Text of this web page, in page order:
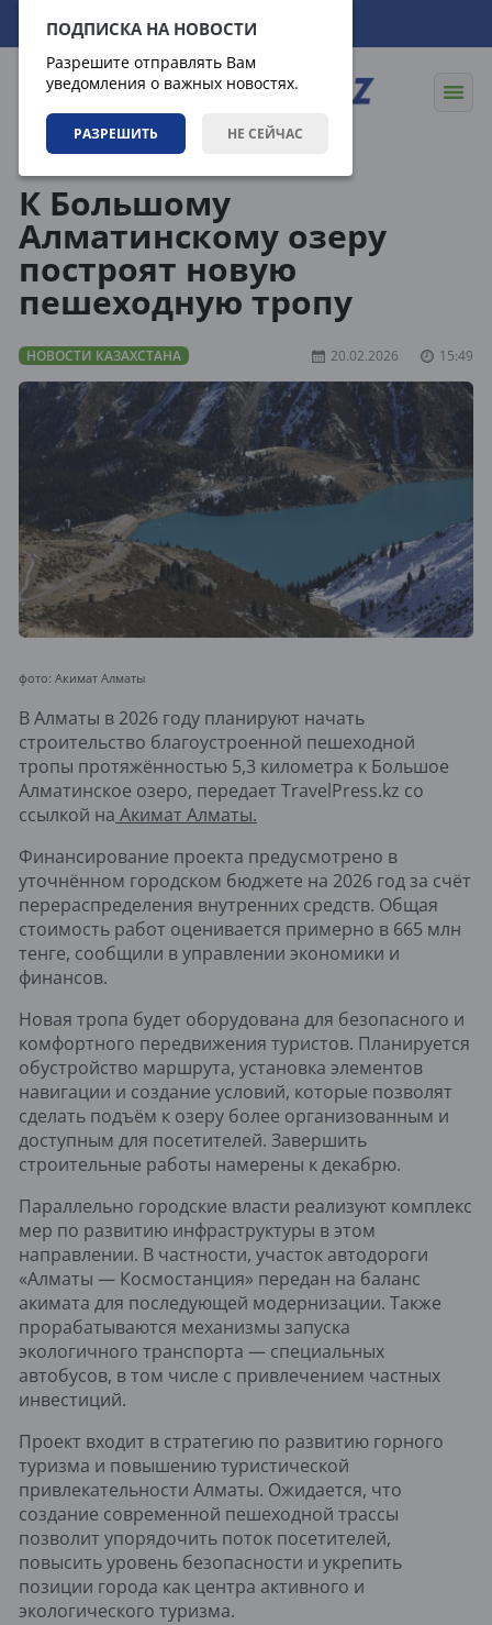
ПОДПИСКА НА НОВОСТИ
Разрешите отправлять Вам
уведомления о важных новостях.
РАЗРЕШИТЬ НЕ СЕЙЧАС
06.08.2026 11:27:42
К Большому
Алматинскому озеру
построят новую
пешеходную тропу
НОВОСТИ КАЗАХСТАНА 20.02.2026 15:49
фото: Акимат Алматы
В Алматы в 2026 году планируют начать
строительство благоустроенной пешеходной
тропы протяжённостью 5,3 километра к Большое
Алматинское озеро, передает TravelPress.kz со
ссылкой на Акимат Алматы.
Финансирование проекта предусмотрено в
уточнённом городском бюджете на 2026 год за счёт
перераспределения внутренних средств. Общая
стоимость работ оценивается примерно в 665 млн
тенге, сообщили в управлении экономики и
финансов.
Новая тропа будет оборудована для безопасного и
комфортного передвижения туристов. Планируется
обустройство маршрута, установка элементов
навигации и создание условий, которые позволят
сделать подъём к озеру более организованным и
доступным для посетителей. Завершить
строительные работы намерены к декабрю.
Параллельно городские власти реализуют комплекс
мер по развитию инфраструктуры в этом
направлении. В частности, участок автодороги
«Алматы — Космостанция» передан на баланс
акимата для последующей модернизации. Также
прорабатываются механизмы запуска
экологичного транспорта — специальных
автобусов, в том числе с привлечением частных
инвестиций.
Проект входит в стратегию по развитию горного
туризма и повышению туристической
привлекательности Алматы. Ожидается, что
создание современной пешеходной трассы
позволит упорядочить поток посетителей,
повысить уровень безопасности и укрепить
позиции города как центра активного и
экологического туризма.